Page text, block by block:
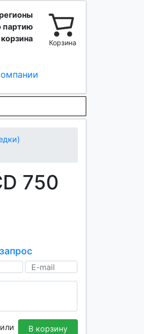
партию
Корзина
750
или В корзину